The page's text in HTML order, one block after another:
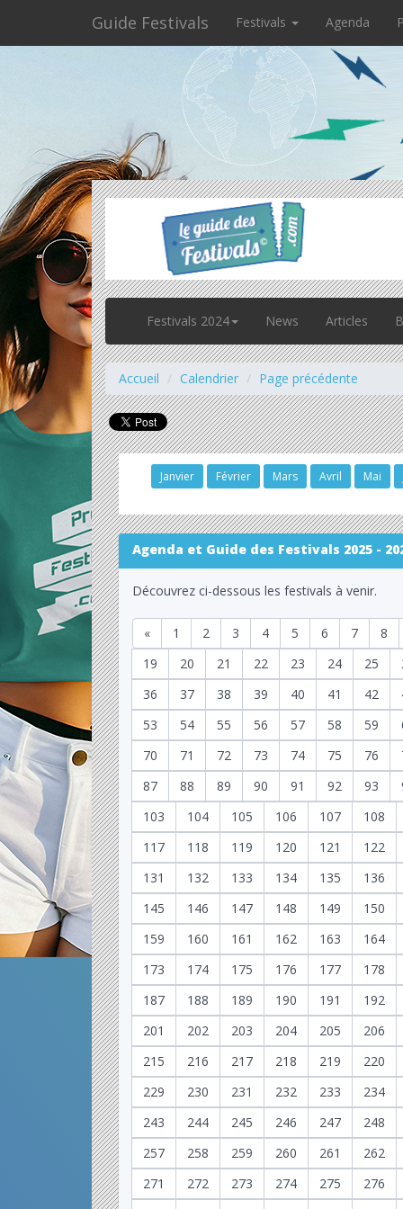
Guide Festivals Festivals Agenda
Festivals 2024 News Articles
Accueil Calendrier Page précédente
Janvier Février Mars Avril Mai
Agenda et Guide des Festivals 2025 -
Découvrez ci-dessous les festivals à venir.
« 1 2 3 4 5 6 7
8
19
20 21 22 23 24 25
36
37 38 39 40 41 42
53
54 55 56 57 58 59
70
71 72 73 74 75 76
87
88 89 90 91 92 93
103
104 105 106 107
108
117
118 119 120 121
122
131
132 133 134 135
136
145
146 147 148 149
150
159
160 161 162 163
164
173
174 175 176 177
178
187
188 189 190 191
192
201
202 203 204 205
206
215
216 217 218 219
220
229
230 231 232 233
234
243
244 245 246 247
248
257
258 259 260 261
262
271
272 273 274 275
276